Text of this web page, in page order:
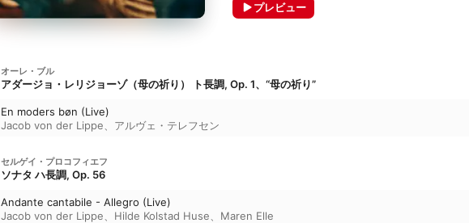
プレビュー
オーレ・ブル
アダージョ・レリジョーゾ（母の祈り） ト長調, Op. 1、“母の祈り”
En moders bøn (Live)
Jacob von der Lippe
アルヴェ・テレフセン
セルゲイ・プロコフィエフ
ソナタ ハ長調, Op. 56
Andante cantabile - Allegro (Live)
Jacob von der Lippe
Hilde Kolstad Huse Maren Elle